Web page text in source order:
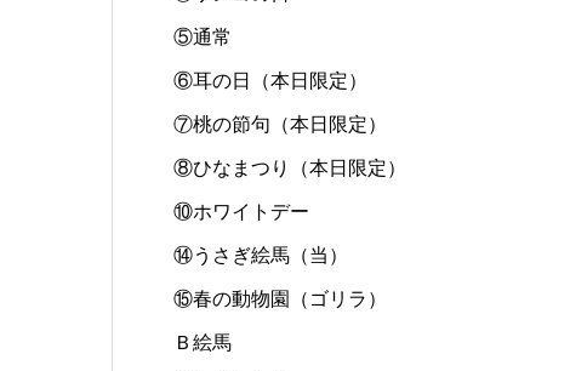
⑤通常
⑥耳の日（本日限定）
⑦桃の節句（本日限定）
⑧ひなまつり（本日限定）
⑩ホワイトデー
⑭うさぎ絵馬（当）
⑮春の動物園（ゴリラ）
Ｂ絵馬